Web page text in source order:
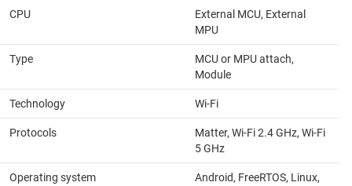
CPU
External MCU, External
MPU
Type
MCU or MPU attach,
Module
Technology Wi-Fi
Protocols
Matter, Wi-Fi 2.4 GHz, Wi-Fi
5 GHz
Operating system
Android, FreeRTOS, Linux,